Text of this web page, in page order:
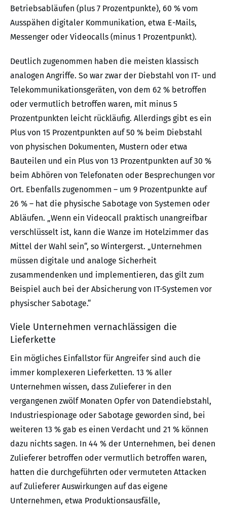
Betriebsabläufen (plus 7 Prozentpunkte), 60 % vom
Ausspähen digitaler Kommunikation, etwa E-Mails,
Messenger oder Videocalls (minus 1 Prozentpunkt).
Deutlich zugenommen haben die meisten klassisch
analogen Angriffe. So war zwar der Diebstahl von IT- und
Telekommunikationsgeräten, von dem 62 % betroffen
oder vermutlich betroffen waren, mit minus 5
Prozentpunkten leicht rückläufig. Allerdings gibt es ein
Plus von 15 Prozentpunkten auf 50 % beim Diebstahl
von physischen Dokumenten, Mustern oder etwa
Bauteilen und ein Plus von 13 Prozentpunkten auf 30 %
beim Abhören von Telefonaten oder Besprechungen vor
Ort. Ebenfalls zugenommen – um 9 Prozentpunkte auf
26 % – hat die physische Sabotage von Systemen oder
Abläufen. „Wenn ein Videocall praktisch unangreifbar
verschlüsselt ist, kann die Wanze im Hotelzimmer das
Mittel der Wahl sein“, so Wintergerst. „Unternehmen
müssen digitale und analoge Sicherheit
zusammendenken und implementieren, das gilt zum
Beispiel auch bei der Absicherung von IT-Systemen vor
physischer Sabotage.“
Viele Unternehmen vernachlässigen die
Lieferkette
Ein mögliches Einfallstor für Angreifer sind auch die
immer komplexeren Lieferketten. 13 % aller
Unternehmen wissen, dass Zulieferer in den
vergangenen zwölf Monaten Opfer von Datendiebstahl,
Industriespionage oder Sabotage geworden sind, bei
weiteren 13 % gab es einen Verdacht und 21 % können
dazu nichts sagen. In 44 % der Unternehmen, bei denen
Zulieferer betroffen oder vermutlich betroffen waren,
hatten die durchgeführten oder vermuteten Attacken
auf Zulieferer Auswirkungen auf das eigene
Unternehmen, etwa Produktionsausfälle,